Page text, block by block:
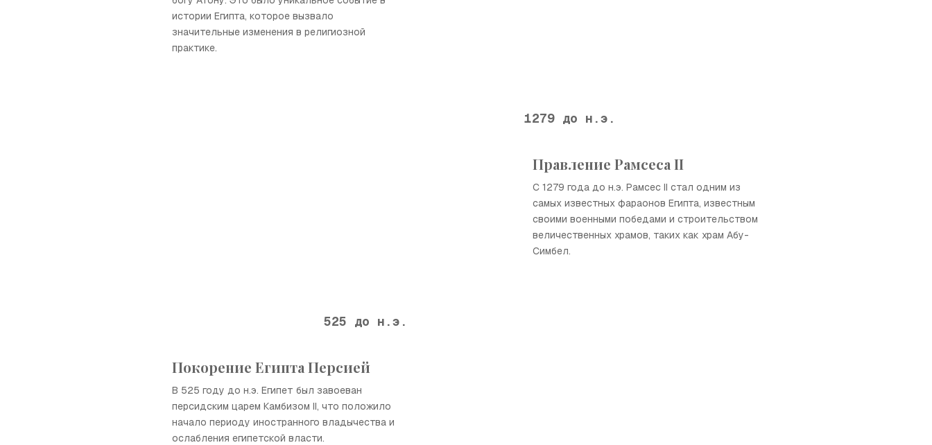
истории Египта, которое вызвало
значительные изменения в религиозной
практике.
1279 до н.э.
Правление Рамсеса II
С 1279 года до н.э. Рамсес II стал одним из
самых известных фараонов Египта, известным
своими военными победами и строительством
величественных храмов, таких как храм Абу-
Симбел.
525 до н.э.
Покорение Египта Персией
В 525 году до н.э. Египет был завоеван
персидским царем Камбизом II, что положило
начало периоду иностранного владычества и
ослабления египетской власти.